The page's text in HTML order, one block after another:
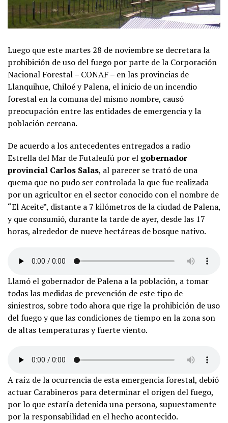
Luego que este martes 28 de noviembre se decretara la
prohibición de uso del fuego por parte de la Corporación
Nacional Forestal – CONAF – en las provincias de
Llanquihue, Chiloé y Palena, el inicio de un incendio
forestal en la comuna del mismo nombre, causó
preocupación entre las entidades de emergencia y la
población cercana.
De acuerdo a los antecedentes entregados a radio
Estrella del Mar de Futaleufú por el gobernador
provincial Carlos Salas, al parecer se trató de una
quema que no pudo ser controlada la que fue realizada
por un agricultor en el sector conocido con el nombre de
“El Aceite”, distante a 7 kilómetros de la ciudad de Palena,
y que consumió, durante la tarde de ayer, desde las 17
horas, alrededor de nueve hectáreas de bosque nativo.
Llamó el gobernador de Palena a la población, a tomar
todas las medidas de prevención de este tipo de
siniestros, sobre todo ahora que rige la prohibición de uso
del fuego y que las condiciones de tiempo en la zona son
de altas temperaturas y fuerte viento.
A raíz de la ocurrencia de esta emergencia forestal, debió
actuar Carabineros para determinar el origen del fuego,
por lo que estaría detenida una persona, supuestamente
por la responsabilidad en el hecho acontecido.